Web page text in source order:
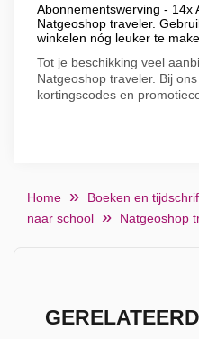
Abonnementswerving - 14x
Natgeoshop traveler.
winkelen nóg leuker te
Tot je beschikking veel
Natgeoshop traveler. Bij
kortingscodes en
Home Boeken en
naar school
Natgeoshop